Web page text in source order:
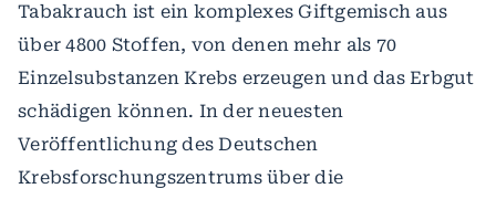
Tabakrauch ist ein komplexes Giftgemisch aus
über 4800 Stoffen, von denen mehr als 70
Einzelsubstanzen Krebs erzeugen und das Erbgut
schädigen können. In der neuesten
Veröffentlichung des Deutschen
Krebsforschungszentrums über die